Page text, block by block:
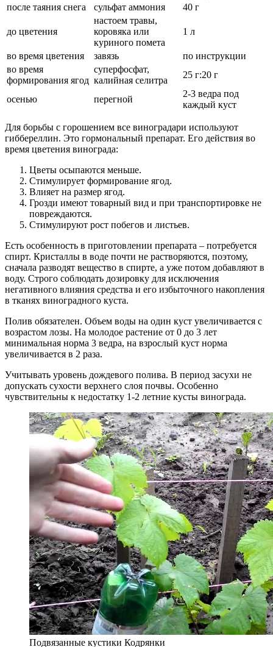
после таяния снега
сульфат аммония 40 г
до цветения
настоем травы,
коровяка или
куриного помета
1 л
во время цветения завязь
по инструкции
во время
формирования ягод
суперфосфат,
калийная селитра
25 г:20 г
осенью перегной
2-3 ведра под
каждый куст
Для борьбы с горошением все виноградари используют
гиббереллин. Это гормональный препарат. Его действия во
время цветения винограда:
Цветы осыпаются меньше.
Стимулирует формирование ягод.
Влияет на размер ягод.
Грозди имеют товарный вид и при транспортировке не
повреждаются.
Стимулируют рост побегов и листьев.
Есть особенность в приготовлении препарата – потребуется
спирт. Кристаллы в воде почти не растворяются, поэтому,
сначала разводят вещество в спирте, а уже потом добавляют в
воду. Строго соблюдать дозировку для исключения
негативного влияния средства и его избыточного накопления
в тканях виноградного куста.
Полив обязателен. Объем воды на один куст увеличивается с
возрастом лозы. На молодое растение от 0 до 3 лет
минимальная норма 3 ведра, на взрослый куст норма
увеличивается в 2 раза.
Учитывать уровень дождевого полива. В период засухи не
допускать сухости верхнего слоя почвы. Особенно
чувствительны к недостатку 1-2 летние кусты винограда.
Подвязанные кустики Кодрянки